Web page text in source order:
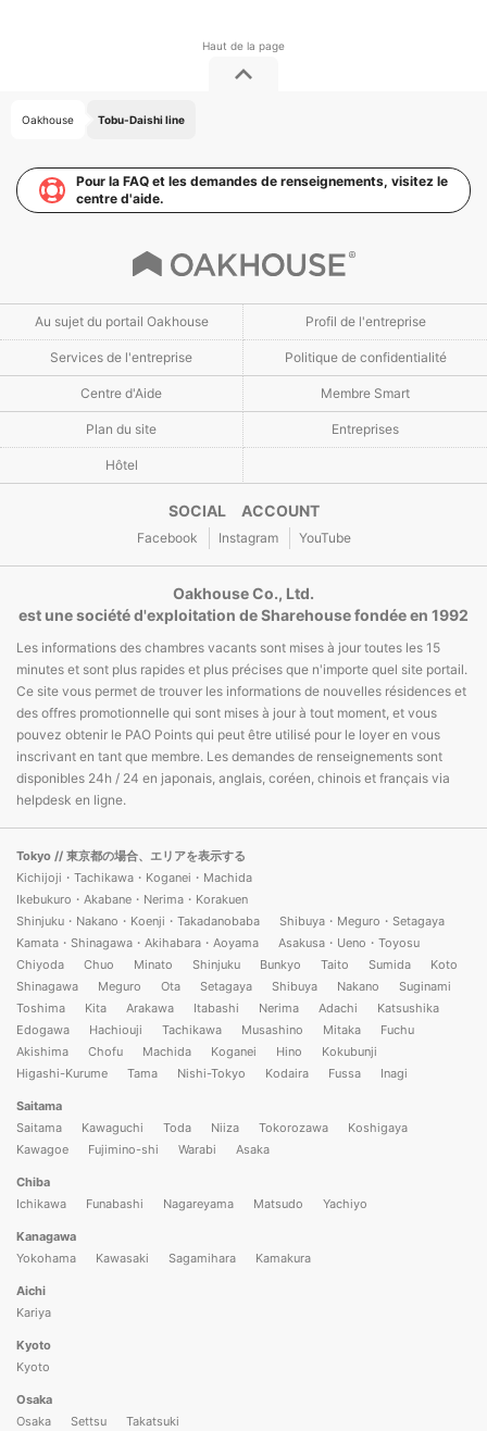
Oakhouse Tobu-Daishi line
Pour la FAQ et les demandes de renseignements, visitez le
centre d'aide.
Au sujet du portail Oakhouse Profil de l'entreprise
Services de l'entreprise Politique de confidentialité
Centre d'Aide Membre Smart
Plan du site Entreprises
Hôtel
SOCIAL ACCOUNT
Facebook Instagram YouTube
Oakhouse Co., Ltd.
est une société d'exploitation de Sharehouse fondée en 1992
Les informations des chambres vacants sont mises à jour toutes les 15
minutes et sont plus rapides et plus précises que n'importe quel site portail.
Ce site vous permet de trouver les informations de nouvelles résidences et
des offres promotionnelle qui sont mises à jour à tout moment, et vous
pouvez obtenir le PAO Points qui peut être utilisé pour le loyer en vous
inscrivant en tant que membre. Les demandes de renseignements sont
disponibles 24h / 24 en japonais, anglais, coréen, chinois et français via
helpdesk en ligne.
Tokyo // 東京都の場合、エリアを表示する
Kichijoji・Tachikawa・Koganei・Machida
Ikebukuro・Akabane・Nerima・Korakuen
Shinjuku・Nakano・Koenji・Takadanobaba
Shibuya・Meguro・Setagaya
Kamata・Shinagawa・Akihabara・Aoyama
Asakusa・Ueno・Toyosu
Chiyoda
Chuo Minato Shinjuku Bunkyo Taito Sumida
Koto
Shinagawa
Meguro Ota Setagaya Shibuya Nakano
Suginami
Toshima
Kita Arakawa Itabashi Nerima Adachi
Katsushika
Edogawa
Hachiouji Tachikawa Musashino Mitaka
Fuchu
Akishima
Chofu Machida Koganei Hino
Kokubunji
Higashi-Kurume
Tama Nishi-Tokyo Kodaira Fussa Inagi
Saitama
Saitama
Kawaguchi Toda Niiza Tokorozawa
Koshigaya
Kawagoe
Fujimino-shi Warabi Asaka
Chiba
Ichikawa
Funabashi Nagareyama Matsudo Yachiyo
Kanagawa
Yokohama
Kawasaki Sagamihara Kamakura
Aichi
Kariya
Kyoto
Kyoto
Osaka
Osaka
Settsu Takatsuki